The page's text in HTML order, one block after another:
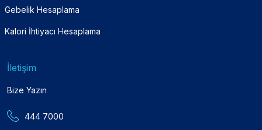
Gebelik Hesaplama
Kalori İhtiyacı Hesaplama
İletişim
Bize Yazın
444 7000